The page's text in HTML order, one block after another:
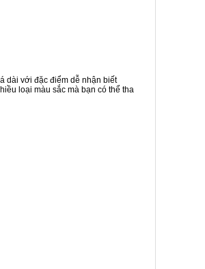
dài với đặc điểm dễ nhận biết
loại màu sắc mà bạn có thể tha